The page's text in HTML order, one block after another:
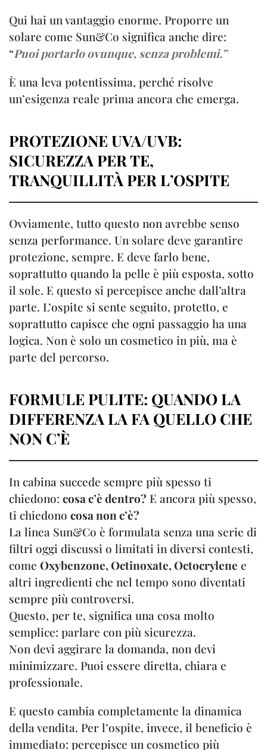
Qui hai un vantaggio enorme. Proporre un
solare come Sun&Co significa anche dire:
“Puoi portarlo ovunque, senza problemi.”
È una leva potentissima, perché risolve
un’esigenza reale prima ancora che emerga.
PROTEZIONE UVA/UVB:
SICUREZZA PER TE,
TRANQUILLITÀ PER L’OSPITE
Ovviamente, tutto questo non avrebbe senso
senza performance. Un solare deve garantire
protezione, sempre. E deve farlo bene,
soprattutto quando la pelle è più esposta, sotto
il sole. E questo si percepisce anche dall’altra
parte. L’ospite si sente seguito, protetto, e
soprattutto capisce che ogni passaggio ha una
logica. Non è solo un cosmetico in più, ma è
parte del percorso.
FORMULE PULITE: QUANDO LA
DIFFERENZA LA FA QUELLO CHE
NON C’È
In cabina succede sempre più spesso ti
chiedono: cosa c’è dentro? E ancora più spesso,
ti chiedono cosa non c’è?
La linea Sun&Co è formulata senza una serie di
filtri oggi discussi o limitati in diversi contesti,
come Oxybenzone, Octinoxate, Octocrylene e
altri ingredienti che nel tempo sono diventati
sempre più controversi.
Questo, per te, significa una cosa molto
semplice: parlare con più sicurezza.
Non devi aggirare la domanda, non devi
minimizzare. Puoi essere diretta, chiara e
professionale.
E questo cambia completamente la dinamica
della vendita. Per l’ospite, invece, il beneficio è
immediato: percepisce un cosmetico più